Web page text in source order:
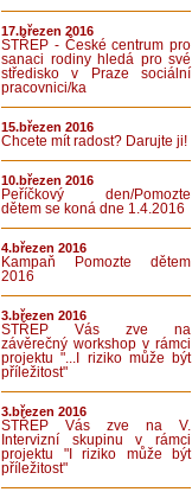
17.březen 2016
STŘEP - České centrum pro
sanaci rodiny hledá pro své
středisko v Praze sociální
pracovnici/ka
15.březen 2016
Chcete mít radost? Darujte ji!
10.březen 2016
Peříčkový den/Pomozte
dětem se koná dne 1.4.2016
4.březen 2016
Kampaň Pomozte dětem
2016
3.březen 2016
STŘEP Vás zve na
závěrečný workshop v rámci
projektu "...I riziko může být
příležitost"
3.březen 2016
STŘEP Vás zve na V.
Intervizní skupinu v rámci
projektu "I riziko může být
příležitost"